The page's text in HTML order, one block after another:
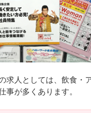
求人としては、飲食・
事が多くあります。